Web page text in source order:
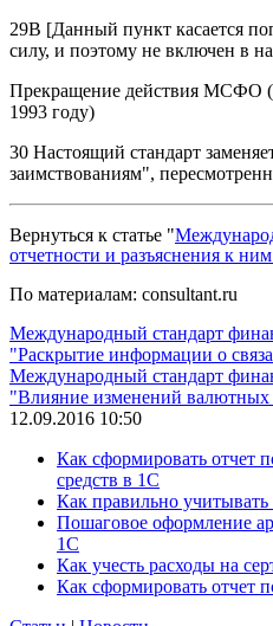
29B [Данный пункт касается
силу, и поэтому не включен в
Прекращение действия МСФО
1993 году)
30 Настоящий стандарт
заимствованиям",
Вернуться к статье "
отчетности и разъяснения к
По материалам: consultant.ru
Международный стандарт
"Раскрытие информации о
Международный стандарт
"Влияние изменений валютных
12.09.2016 10:50
Как сформировать отчет
средств в 1С
Как правильно учитывать
Пошаговое оформление
1С
Как учесть расходы на
Как сформировать отчет